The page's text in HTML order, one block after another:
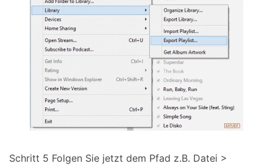
Schritt 5 Folgen Sie jetzt dem Pfad z.B. Datei >